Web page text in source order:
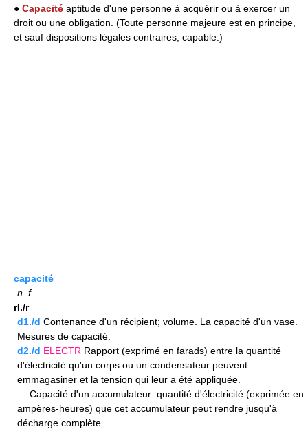
● Capacité aptitude d'une personne à acquérir ou à exercer un
droit ou une obligation. (Toute personne majeure est en principe,
et sauf dispositions légales contraires, capable.)
capacité
n. f.
rI./r
d1./d Contenance d'un récipient; volume. La capacité d'un vase.
Mesures de capacité.
d2./d ELECTR Rapport (exprimé en farads) entre la quantité
d'électricité qu'un corps ou un condensateur peuvent
emmagasiner et la tension qui leur a été appliquée.
— Capacité d'un accumulateur: quantité d'électricité (exprimée en
ampères-heures) que cet accumulateur peut rendre jusqu'à
décharge complète.